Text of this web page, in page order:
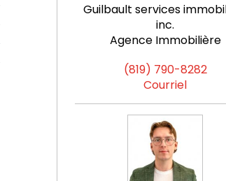
Guilbault services
inc.
Agence Immobilière
(819) 790-8282
Courriel